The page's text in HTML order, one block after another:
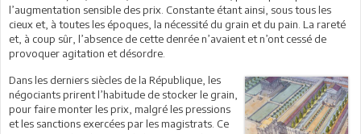
l’augmentation sensible des prix. Constante étant ainsi, sous tous les
cieux et, à toutes les époques, la nécessité du grain et du pain. La rareté
et, à coup sûr, l’absence de cette denrée n’avaient et n’ont cessé de
provoquer agitation et désordre.
Dans les derniers siècles de la République, les
négociants prirent l’habitude de stocker le grain,
pour faire monter les prix, malgré les pressions
et les sanctions exercées par les magistrats. Ce